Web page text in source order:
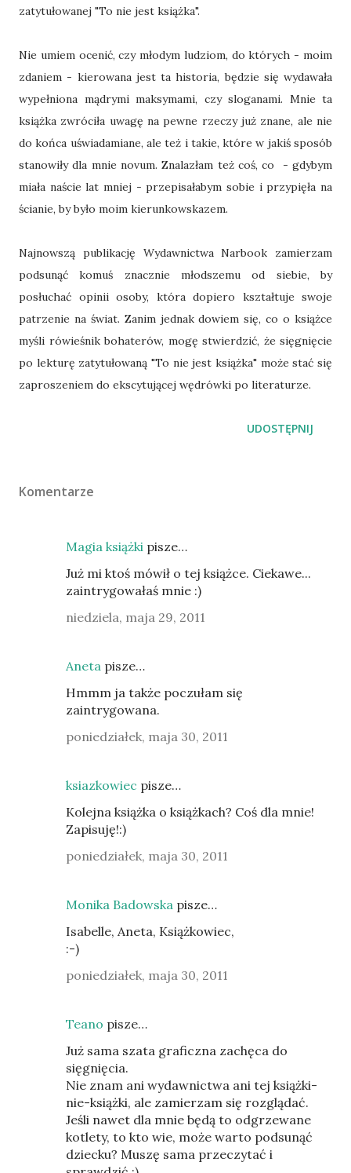
zatytułowanej "To nie jest książka".
Nie umiem ocenić, czy młodym ludziom, do których - moim
zdaniem - kierowana jest ta historia, będzie się wydawała
wypełniona mądrymi maksymami, czy sloganami. Mnie ta
książka zwróciła uwagę na pewne rzeczy już znane, ale nie
do końca uświadamiane, ale też i takie, które w jakiś sposób
stanowiły dla mnie novum. Znalazłam też coś, co - gdybym
miała naście lat mniej - przepisałabym sobie i przypięła na
ścianie, by było moim kierunkowskazem.
Najnowszą publikację Wydawnictwa Narbook zamierzam
podsunąć komuś znacznie młodszemu od siebie, by
posłuchać opinii osoby, która dopiero kształtuje swoje
patrzenie na świat. Zanim jednak dowiem się, co o książce
myśli rówieśnik bohaterów, mogę stwierdzić, że sięgnięcie
po lekturę zatytułowaną "To nie jest książka" może stać się
zaproszeniem do ekscytującej wędrówki po literaturze.
UDOSTĘPNIJ
Komentarze
Magia książki pisze…
Już mi ktoś mówił o tej książce. Ciekawe...
zaintrygowałaś mnie :)
niedziela, maja 29, 2011
Aneta pisze…
Hmmm ja także poczułam się
zaintrygowana.
poniedziałek, maja 30, 2011
ksiazkowiec pisze…
Kolejna książka o książkach? Coś dla mnie!
Zapisuję!:)
poniedziałek, maja 30, 2011
Monika Badowska pisze…
Isabelle, Aneta, Książkowiec,
:-)
poniedziałek, maja 30, 2011
Teano pisze…
Już sama szata graficzna zachęca do
sięgnięcia.
Nie znam ani wydawnictwa ani tej książki-
nie-książki, ale zamierzam się rozglądać.
Jeśli nawet dla mnie będą to odgrzewane
kotlety, to kto wie, może warto podsunąć
dziecku? Muszę sama przeczytać i